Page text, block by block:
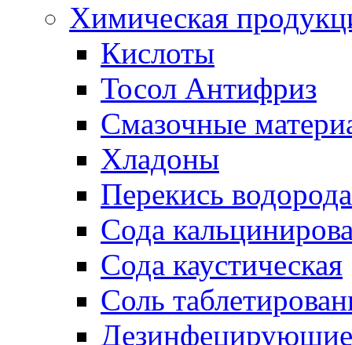
Химическая
Кислоты
Тосол Антифриз
Смазочные
Хладоны
Перекись водорода
Сода
Сода каустическая
Соль
Дезинфецирующие